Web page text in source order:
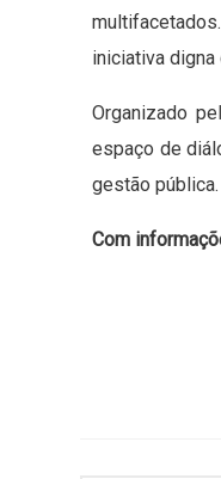
iniciativa
Organizado
espaço de
gestão pública.
Com